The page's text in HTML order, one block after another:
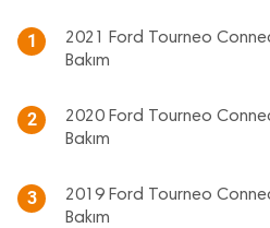
1
2021 Ford Tourneo
Bakım
2
2020 Ford Tourneo
Bakım
3
2019 Ford Tourneo
Bakım